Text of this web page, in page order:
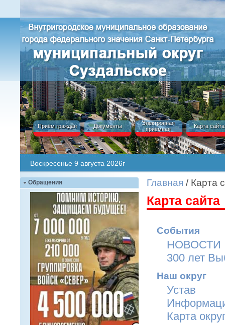
Приём граждан Документы
Электронная
приёмная
Карта сайта
Воскресенье 9 августа 2026г
Обращения Главная / Карта
Карта сайта
События
НОВОСТИ
300 лет
Наш округ
Устав
Карта